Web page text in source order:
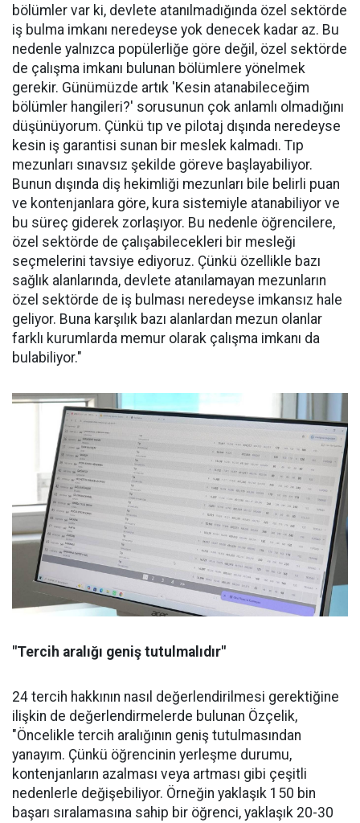
bölümler var ki, devlete atanılmadığında özel sektörde
iş bulma imkanı neredeyse yok denecek kadar az. Bu
nedenle yalnızca popülerliğe göre değil, özel sektörde
de çalışma imkanı bulunan bölümlere yönelmek
gerekir. Günümüzde artık 'Kesin atanabileceğim
bölümler hangileri?' sorusunun çok anlamlı olmadığını
düşünüyorum. Çünkü tıp ve pilotaj dışında neredeyse
kesin iş garantisi sunan bir meslek kalmadı. Tıp
mezunları sınavsız şekilde göreve başlayabiliyor.
Bunun dışında diş hekimliği mezunları bile belirli puan
ve kontenjanlara göre, kura sistemiyle atanabiliyor ve
bu süreç giderek zorlaşıyor. Bu nedenle öğrencilere,
özel sektörde de çalışabilecekleri bir mesleği
seçmelerini tavsiye ediyoruz. Çünkü özellikle bazı
sağlık alanlarında, devlete atanılamayan mezunların
özel sektörde de iş bulması neredeyse imkansız hale
geliyor. Buna karşılık bazı alanlardan mezun olanlar
farklı kurumlarda memur olarak çalışma imkanı da
bulabiliyor."
"Tercih aralığı geniş tutulmalıdır"
24 tercih hakkının nasıl değerlendirilmesi gerektiğine
ilişkin de değerlendirmelerde bulunan Özçelik,
"Öncelikle tercih aralığının geniş tutulmasından
yanayım. Çünkü öğrencinin yerleşme durumu,
kontenjanların azalması veya artması gibi çeşitli
nedenlerle değişebiliyor. Örneğin yaklaşık 150 bin
başarı sıralamasına sahip bir öğrenci, yaklaşık 20-30